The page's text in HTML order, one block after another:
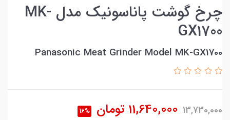
چرخ گوشت پاناسونیک مدل MK-
GX1700
Panasonic Meat Grinder Model MK-GX1700
13,730,000
11,640,000 تومان 16%